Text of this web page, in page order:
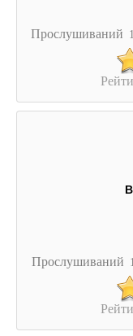
Прослушиваний
Прослушиваний